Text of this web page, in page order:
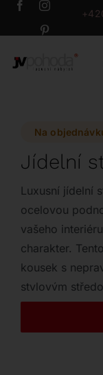
Přeskočit
Na
Jídelní
Luxusní jídelní
ocelovou
vašeho
charakter.
kousek s
stylovým